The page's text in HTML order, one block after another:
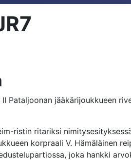
Pataljoonan jääkärijoukkueen
ristin ritariksi
korpraali V. Hämäläinen
joka hankki